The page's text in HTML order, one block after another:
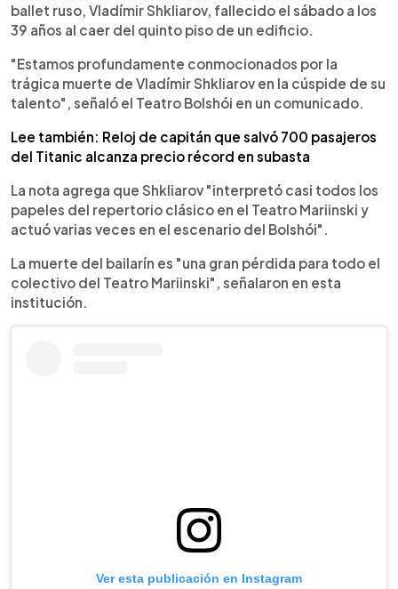
ballet ruso, Vladímir Shkliarov, fallecido el sábado a los
39 años al caer del quinto piso de un edificio.
"Estamos profundamente conmocionados por la
trágica muerte de Vladímir Shkliarov en la cúspide de su
talento", señaló el Teatro Bolshói en un comunicado.
Lee también: Reloj de capitán que salvó 700 pasajeros
del Titanic alcanza precio récord en subasta
La nota agrega que Shkliarov "interpretó casi todos los
papeles del repertorio clásico en el Teatro Mariinski y
actuó varias veces en el escenario del Bolshói".
La muerte del bailarín es "una gran pérdida para todo el
colectivo del Teatro Mariinski", señalaron en esta
institución.
Ver esta publicación en Instagram